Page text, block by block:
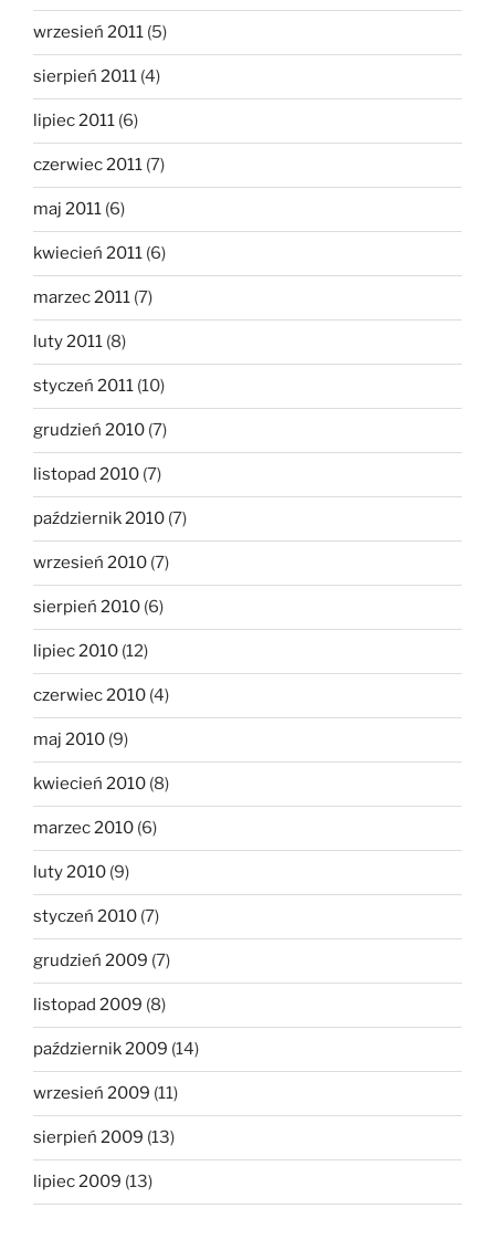
wrzesień 2011 (5)
sierpień 2011 (4)
lipiec 2011 (6)
czerwiec 2011 (7)
maj 2011 (6)
kwiecień 2011 (6)
marzec 2011 (7)
luty 2011 (8)
styczeń 2011 (10)
grudzień 2010 (7)
listopad 2010 (7)
październik 2010 (7)
wrzesień 2010 (7)
sierpień 2010 (6)
lipiec 2010 (12)
czerwiec 2010 (4)
maj 2010 (9)
kwiecień 2010 (8)
marzec 2010 (6)
luty 2010 (9)
styczeń 2010 (7)
grudzień 2009 (7)
listopad 2009 (8)
październik 2009 (14)
wrzesień 2009 (11)
sierpień 2009 (13)
lipiec 2009 (13)